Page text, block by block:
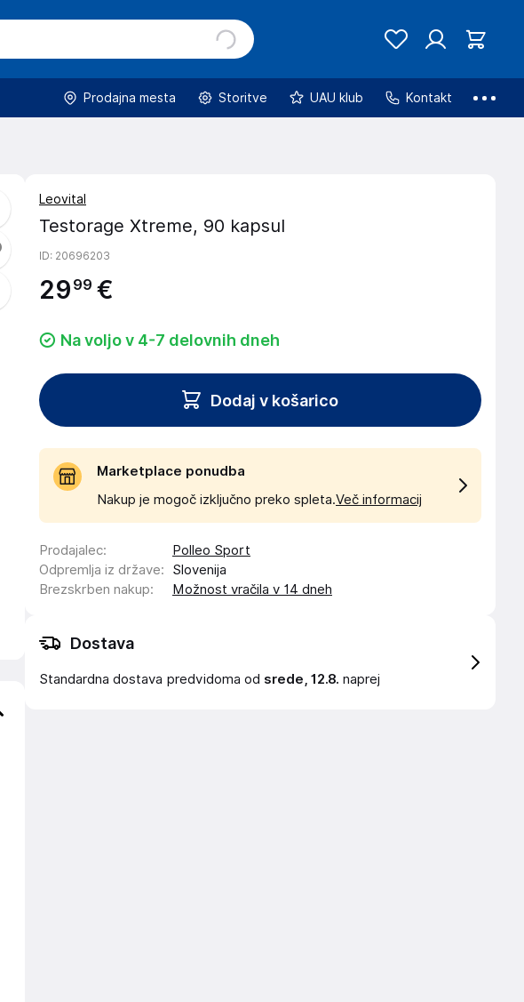
Prodajna mesta Storitve UAU klub Kontakt
Leovital
Testorage Xtreme, 90 kapsul
ID: 20696203
29 99 €
Na voljo v 4-7 delovnih dneh
Dodaj v košarico
Marketplace ponudba
Nakup je mogoč izključno preko spleta.Več informacij
Prodajalec:
Polleo Sport
Odpremlja iz države:
Slovenija
Brezskrben nakup: Možnost vračila v 14 dneh
Dostava
Standardna dostava predvidoma od srede, 12.8. naprej